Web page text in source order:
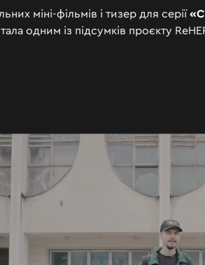
міні-фільмів і тизер для серії
одним із підсумків проєкту